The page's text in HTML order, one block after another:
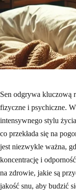
Sen odgrywa kluczową
fizyczne i psychiczne.
intensywnego stylu
co przekłada się na
jest niezwykle ważna,
koncentrację i
na zdrowie, jakie są
jakość snu, aby budzić